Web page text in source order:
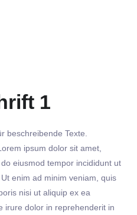
1
beschreibende Texte.
Lorem ipsum dolor sit amet,
eiusmod tempor incididunt ut
enim ad minim veniam, quis
nisi ut aliquip ex ea
irure dolor in reprehenderit in